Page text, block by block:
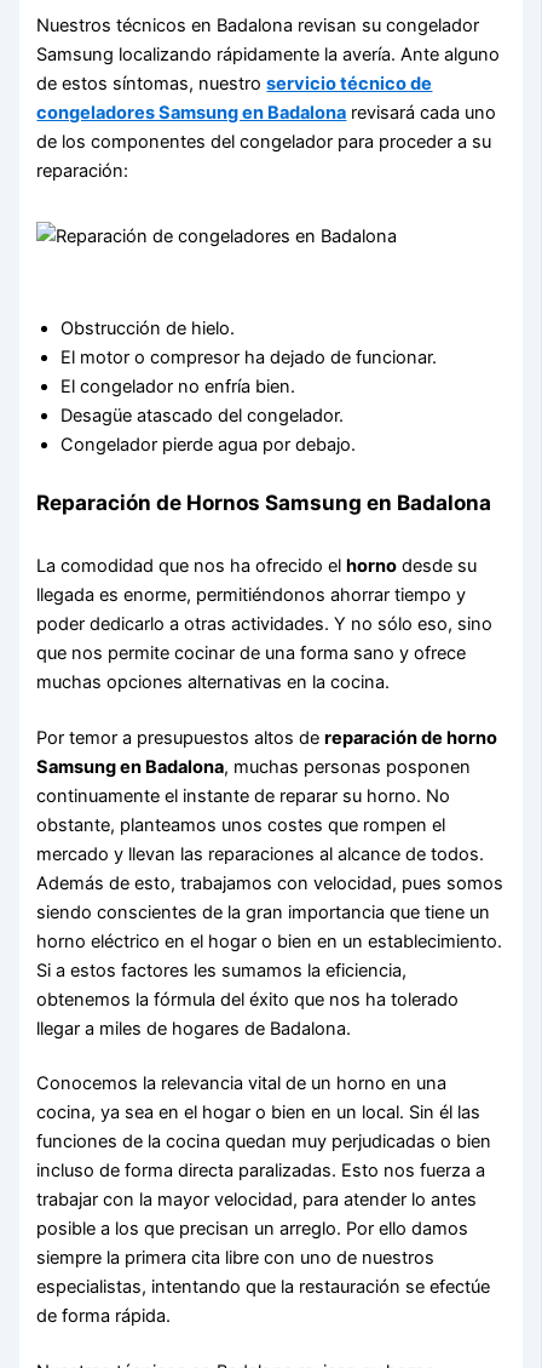
Nuestros técnicos en Badalona revisan su congelador
Samsung localizando rápidamente la avería. Ante alguno
de estos síntomas, nuestroservicio técnico de
congeladores Samsung en Badalona revisará cada uno
de los componentes del congelador para proceder a su
reparación:
Obstrucción de hielo.
El motor o compresor ha dejado de funcionar.
El congelador no enfría bien.
Desagüe atascado del congelador.
Congelador pierde agua por debajo.
Reparación de Hornos Samsung en Badalona
La comodidad que nos ha ofrecido elhorno desde su
llegada es enorme, permitiéndonos ahorrar tiempo y
poder dedicarlo a otras actividades. Y no sólo eso, sino
que nos permite cocinar de una forma sano y ofrece
muchas opciones alternativas en la cocina.
Por temor a presupuestos altos dereparación de horno
Samsung en Badalona, muchas personas posponen
continuamente el instante de reparar su horno. No
obstante, planteamos unos costes que rompen el
mercado y llevan las reparaciones al alcance de todos.
Además de esto, trabajamos con velocidad, pues somos
siendo conscientes de la gran importancia que tiene un
horno eléctrico en el hogar o bien en un establecimiento.
Si a estos factores les sumamos la eficiencia,
obtenemos la fórmula del éxito que nos ha tolerado
llegar a miles de hogares de Badalona.
Conocemos la relevancia vital de un horno en una
cocina, ya sea en el hogar o bien en un local. Sin él las
funciones de la cocina quedan muy perjudicadas o bien
incluso de forma directa paralizadas. Esto nos fuerza a
trabajar con la mayor velocidad, para atender lo antes
posible a los que precisan un arreglo. Por ello damos
siempre la primera cita libre con uno de nuestros
especialistas, intentando que la restauración se efectúe
de forma rápida.